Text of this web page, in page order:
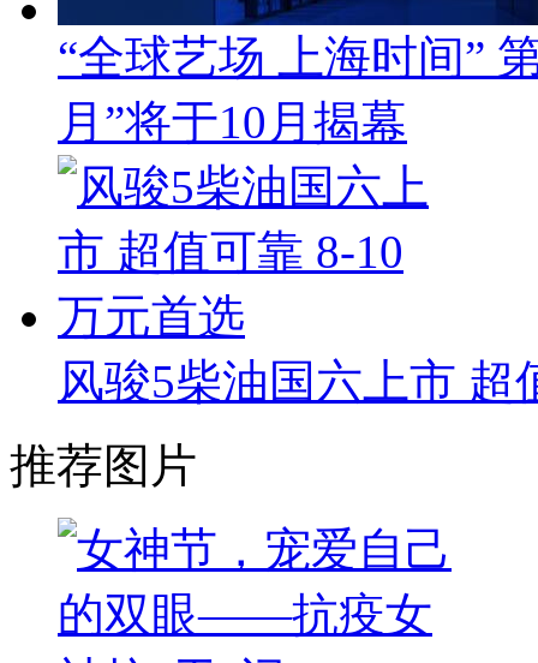
“全球艺场 上海时间”
月”将于10月揭幕
风骏5柴油国六上市 超
推荐图片